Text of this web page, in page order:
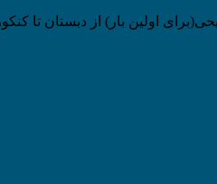
اولین بار) از دبستان تا